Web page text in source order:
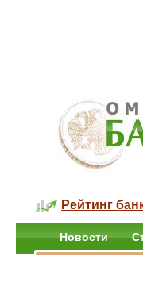
Рейтинг
Новости